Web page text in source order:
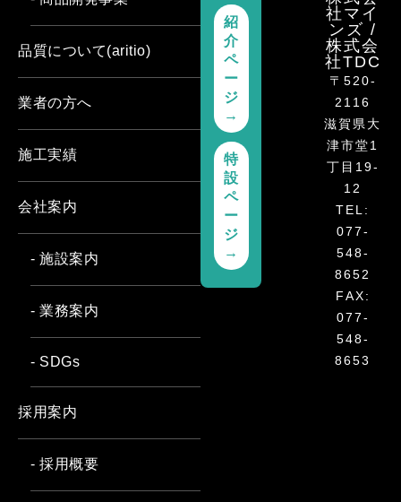
社マイ
ンズ /
株式会
社TDC
〒520-
2116
滋賀県大
津市堂1
丁目19-
12
TEL:
077-
548-
8652
FAX:
077-
548-
8653
紹
介
ペ
ー
ジ
→
特
設
ペ
ー
ジ
→
品質について(aritio)
業者の方へ
施工実績
会社案内
- 施設案内
- 業務案内
- SDGs
採用案内
- 採用概要